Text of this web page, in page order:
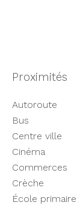
Proximités
Autoroute
Bus
Centre ville
Cinéma
Commerces
Crèche
École primaire